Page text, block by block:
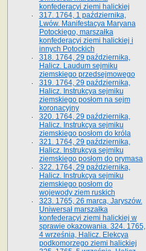
konfederacyi ziemi halickiej
317. 1764, 1 października,
Lwów. Manifestacya Maryana
Potockiego, marszałka
konfederacyi ziemi halickiej i
innych Potockich
318. 1764, 29 października,
Halicz. Laudum sejmiku
ziemskiego przedsejmowego
319. 1764, 29 października,
Halicz. Instrukcya sejmiku
ziemskiego posłom na sejm
koronacyjny
320. 1764, 29 października,
Halicz. Instrukcya sejmiku
ziemskiego posłom do króla
321. 1764, 29 października,
Halicz. Instrukcya sejmiku
ziemskiego posłom do prymasa
322. 1764, 29 października,
Halicz. Instrukcya sejmiku
ziemskiego posłom do
wojewody ziem ruskich
323. 1765, 26 marca, Jaryszów.
Uniwersał marszałka
konfederacyi ziemi halickiej w
sprawie okazowania. 324. 1765,
4 września, Halicz. Elekcya
podkomorzego ziemi halickiej